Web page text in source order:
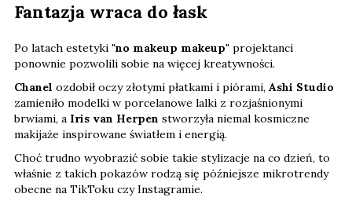
Fantazja wraca do łask
Po latach estetyki "no makeup makeup" projektanci
ponownie pozwolili sobie na więcej kreatywności.
Chanel ozdobił oczy złotymi płatkami i piórami, Ashi Studio
zamieniło modelki w porcelanowe lalki z rozjaśnionymi
brwiami, a Iris van Herpen stworzyła niemal kosmiczne
makijaże inspirowane światłem i energią.
Choć trudno wyobrazić sobie takie stylizacje na co dzień, to
właśnie z takich pokazów rodzą się późniejsze mikrotrendy
obecne na TikToku czy Instagramie.